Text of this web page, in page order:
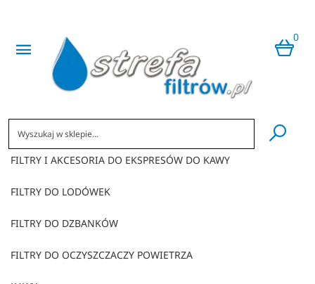
0
​
FILTRY I AKCESORIA DO EKSPRESÓW DO KAWY
FILTRY DO LODÓWEK
FILTRY DO DZBANKÓW
FILTRY DO OCZYSZCZACZY POWIETRZA